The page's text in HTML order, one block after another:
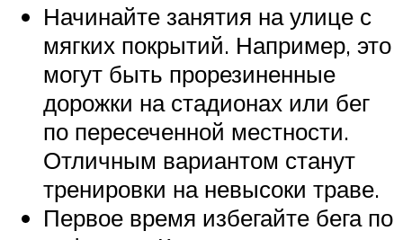
Начинайте занятия на улице с
мягких покрытий. Например, это
могут быть прорезиненные
дорожки на стадионах или бег
по пересеченной местности.
Отличным вариантом станут
тренировки на невысоки траве.
Первое время избегайте бега по